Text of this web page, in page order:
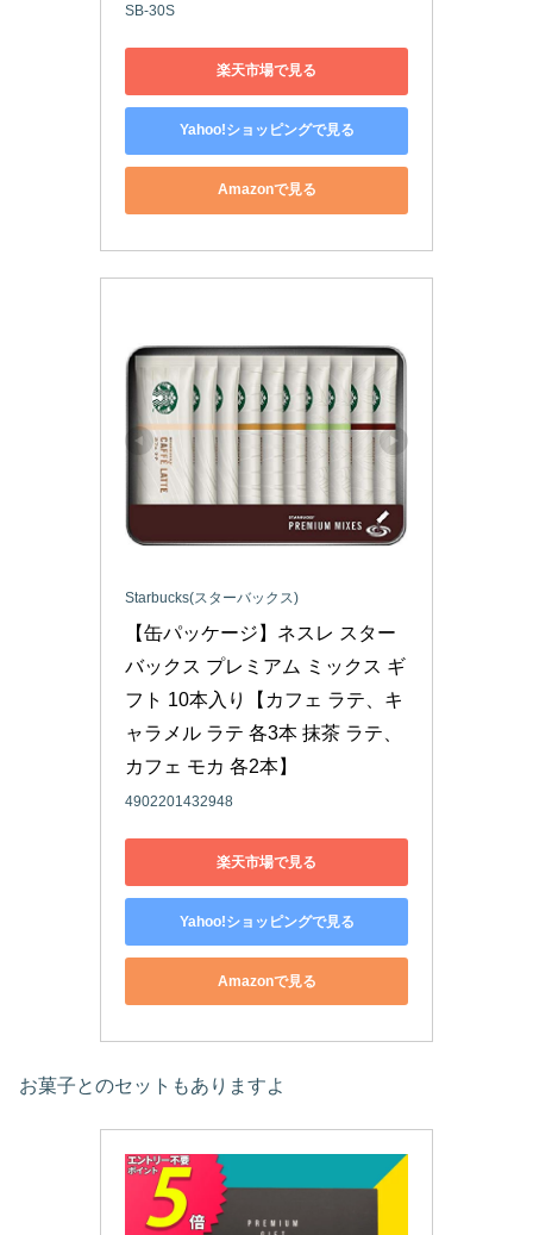
SB-30S
楽天市場で見る
Yahoo!ショッピングで見る
Amazonで見る
Starbucks(スターバックス)
【缶パッケージ】ネスレ スター
バックス プレミアム ミックス ギ
フト 10本入り【カフェ ラテ、キ
ャラメル ラテ 各3本 抹茶 ラテ、
カフェ モカ 各2本】
4902201432948
楽天市場で見る
Yahoo!ショッピングで見る
Amazonで見る
お菓子とのセットもありますよ